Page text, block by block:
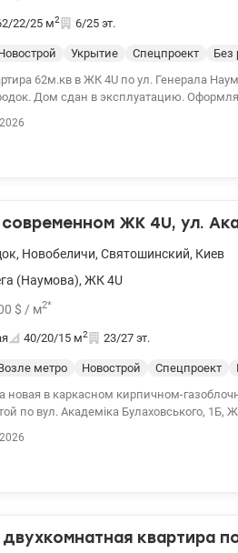
22/25 м2 6/25 эт.
Укрытие Спецпроект
Без
62м.кв в ЖК 4U по ул. Генерала
Дом сдан в эксплуатацию. Оформляется
современном ЖК 4U, ул.
, Новобеличи, Святошинский, Киев
(Наумова), ЖК 4U
$ / м2*
40/20/15 м2 23/27 эт.
метро Новострой Спецпроект
новая в каркасном кирпичном-
по вул. Академіка Булаховського, 1Б,
квартира